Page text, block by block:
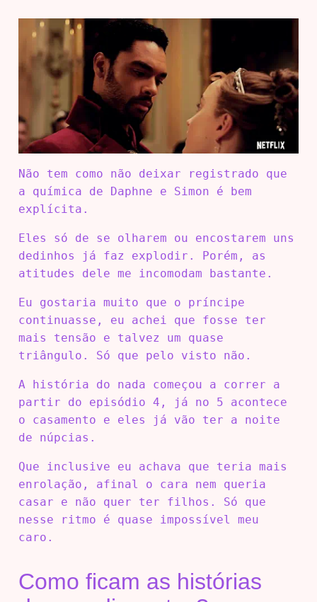
Não tem como não deixar registrado que
a química de Daphne e Simon é bem
explícita.
Eles só de se olharem ou encostarem uns
dedinhos já faz explodir. Porém, as
atitudes dele me incomodam bastante.
Eu gostaria muito que o príncipe
continuasse, eu achei que fosse ter
mais tensão e talvez um quase
triângulo. Só que pelo visto não.
A história do nada começou a correr a
partir do episódio 4, já no 5 acontece
o casamento e eles já vão ter a noite
de núpcias.
Que inclusive eu achava que teria mais
enrolação, afinal o cara nem queria
casar e não quer ter filhos. Só que
nesse ritmo é quase impossível meu
caro.
Como ficam as histórias